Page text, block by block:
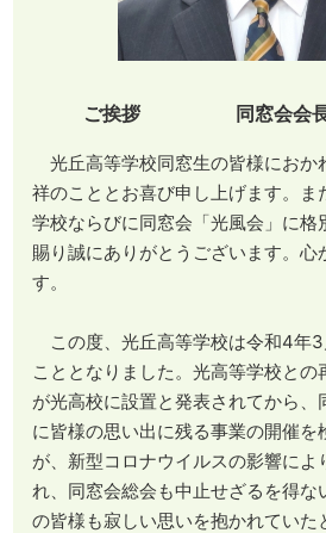
ご挨拶 同窓会会
光丘高等学校同窓生の皆様におか
祥のこととお喜び申し上げます。ま
学校ならびに同窓会「光風会」に格
賜り誠にありがとうございます。心
す。
この度、光丘高等学校は令和4年3
こととなりました。光高等学校との
が光高校に設置と発表されてから、
に皆様の思い出に残る事業の開催を
が、新型コロナウイルスの影響によ
れ、同窓会総会も中止せざるを得な
の皆様も寂しい思いを抱かれていた